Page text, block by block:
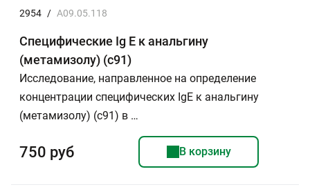
2954 / A09.05.118
Специфические Ig E к анальгину
(метамизолу) (с91)
Исследование, направленное на определение
концентрации специфических IgE к анальгину
(метамизолу) (с91) в …
750 руб В корзину